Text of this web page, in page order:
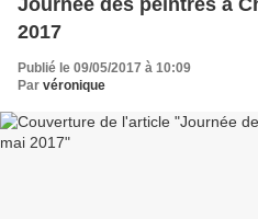
Journée des peintres à
2017
Publié le 09/05/2017 à 10:09
Par véronique